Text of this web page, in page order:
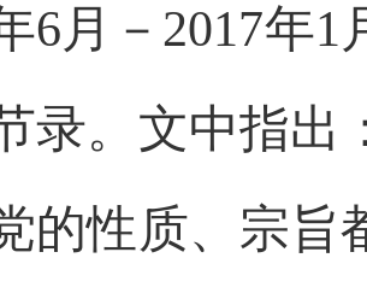
年6月－2017
录。文中指出
的性质、宗旨